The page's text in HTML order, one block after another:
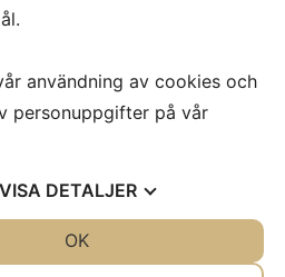
användning av cookies och
personuppgifter på vår
VISA DETALJER
OK